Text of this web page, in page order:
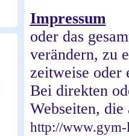
Impressum
oder das
verändern, zu
zeitweise oder
Bei direkten
Webseiten, die
http://www.gym-